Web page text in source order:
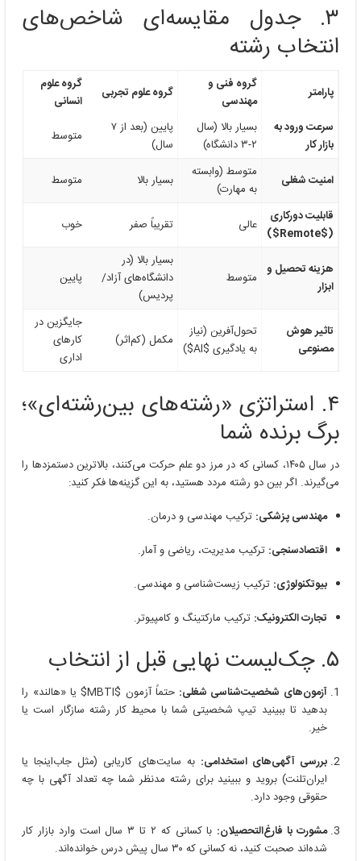
۳. جدول مقایسه‌ای شاخص‌های
انتخاب رشته
پارامتر
گروه فنی و
مهندسی
گروه علوم تجربی
گروه علوم
انسانی
سرعت ورود به
بازار کار
بسیار بالا (سال
۲-۳ دانشگاه)
پایین (بعد از ۷
سال)
متوسط
امنیت شغلی
متوسط (وابسته
به مهارت)
بسیار بالا
متوسط
قابلیت دورکاری
(
$Remote$
) عالی تقریباً صفر خوب
هزینه تحصیل و
ابزار
متوسط
بسیار بالا (در
دانشگاه‌های آزاد/
پردیس)
پایین
تاثیر هوش
مصنوعی
تحول‌آفرین (نیاز
به یادگیری $AI$
) مکمل (کم‌اثر)
جایگزین در
کارهای
اداری
۴. استراتژی «رشته‌های بین‌رشته‌ای»؛
برگ برنده شما
در سال ۱۴۰۵، کسانی که در مرز دو علم حرکت می‌کنند، بالاترین دستمزدها را
می‌گیرند. اگر بین دو رشته مردد هستید، به این گزینه‌ها فکر کنید:
مهندسی پزشکی: ترکیب مهندسی و درمان.
اقتصادسنجی: ترکیب مدیریت، ریاضی و آمار.
بیوتکنولوژی: ترکیب زیست‌شناسی و مهندسی.
تجارت الکترونیک: ترکیب مارکتینگ و کامپیوتر.
۵. چک‌لیست نهایی قبل از انتخاب
آزمون‌های شخصیت‌شناسی شغلی: حتماً آزمون $MBTI$
یا «هالند» را
بدهید تا ببینید تیپ شخصیتی شما با محیط کار رشته سازگار است یا
خیر.
بررسی آگهی‌های استخدامی: به سایت‌های کاریابی (مثل جاب‌اینجا یا
ایران‌تلنت) بروید و ببینید برای رشته مدنظر شما چه تعداد آگهی با چه
حقوقی وجود دارد.
مشورت با فارغ‌التحصیلان:
با کسانی که ۲ تا ۳ سال است وارد بازار کار
شده‌اند صحبت کنید، نه کسانی که ۳۰ سال پیش درس خوانده‌اند.